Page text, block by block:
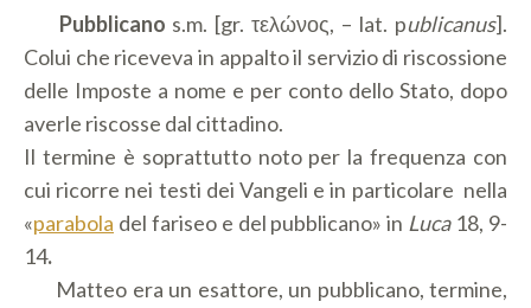
Pubblicano s.m. [gr. τελώνος, – lat. publicanus].
Colui che riceveva in appalto il servizio di riscossione
delle Imposte a nome e per conto dello Stato, dopo
averle riscosse dal cittadino.
Il termine è soprattutto noto per la frequenza con
cui ricorre nei testi dei Vangeli e in particolare nella
«parabola del fariseo e del pubblicano» in Luca18, 9-
14.
Matteo era un esattore, un pubblicano, termine,